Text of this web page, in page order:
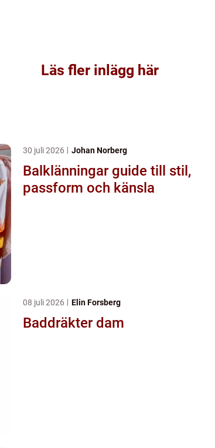
Läs fler inlägg här
30 juli 2026 Johan Norberg
Balklänningar guide till stil,
passform och känsla
08 juli 2026 Elin Forsberg
Baddräkter dam